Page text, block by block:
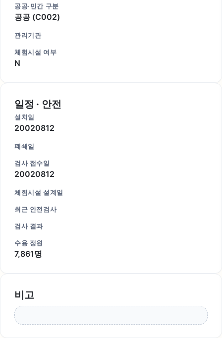
공공·민간 구분
공공 (C002)
관리기관
체험시설 여부
N
일정 · 안전
설치일
20020812
폐쇄일
검사 접수일
20020812
체험시설 설계일
최근 안전검사
검사 결과
수용 정원
7,861명
비고